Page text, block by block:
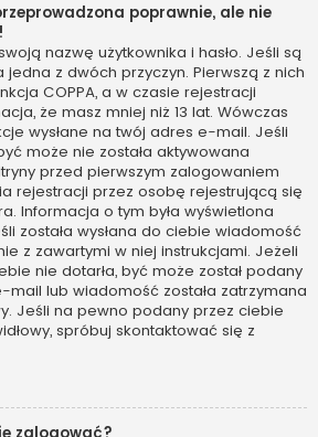
poprawnie, ale nie
nazwę użytkownika i hasło. Jeśli są
jedna z dwóch przyczyn. Pierwszą z nich
COPPA, a w czasie rejestracji
że masz mniej niż 13 lat. Wówczas
wysłane na twój adres e-mail. Jeśli
może nie została aktywowana
przed pierwszym zalogowaniem
rejestracji przez osobę rejestrującą się
Informacja o tym była wyświetlona
została wysłana do ciebie wiadomość
z zawartymi w niej instrukcjami. Jeżeli
nie dotarła, być może został podany
mail lub wiadomość została zatrzymana
Jeśli na pewno podany przez ciebie
spróbuj skontaktować się z